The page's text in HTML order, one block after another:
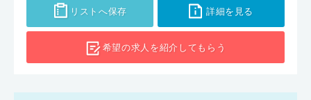
リストへ保存 詳細を見る
希望の求人を紹介してもらう